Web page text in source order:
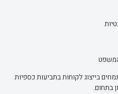
בייצוג לקוחות בתביעות כספיות
בתחום.